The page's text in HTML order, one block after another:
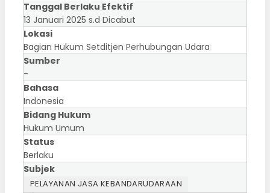
Tanggal Berlaku Efektif
13 Januari 2025 s.d Dicabut
Lokasi
Bagian Hukum Setditjen Perhubungan Udara
Sumber
-
Bahasa
Indonesia
Bidang Hukum
Hukum Umum
Status
Berlaku
Subjek
PELAYANAN JASA KEBANDARUDARAAN